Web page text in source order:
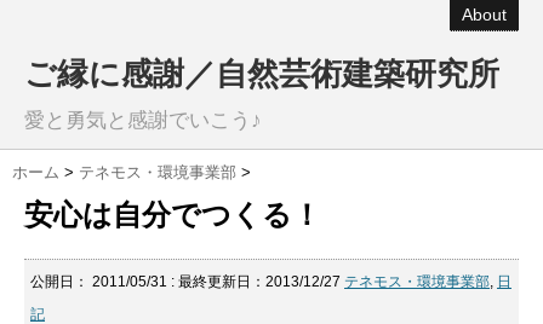
About
ご縁に感謝／自然芸術建築研究所
愛と勇気と感謝でいこう♪
ホーム > テネモス・環境事業部 >
安心は自分でつくる！
公開日： 2011/05/31 : 最終更新日：2013/12/27 テネモス・環境事業部, 日
記